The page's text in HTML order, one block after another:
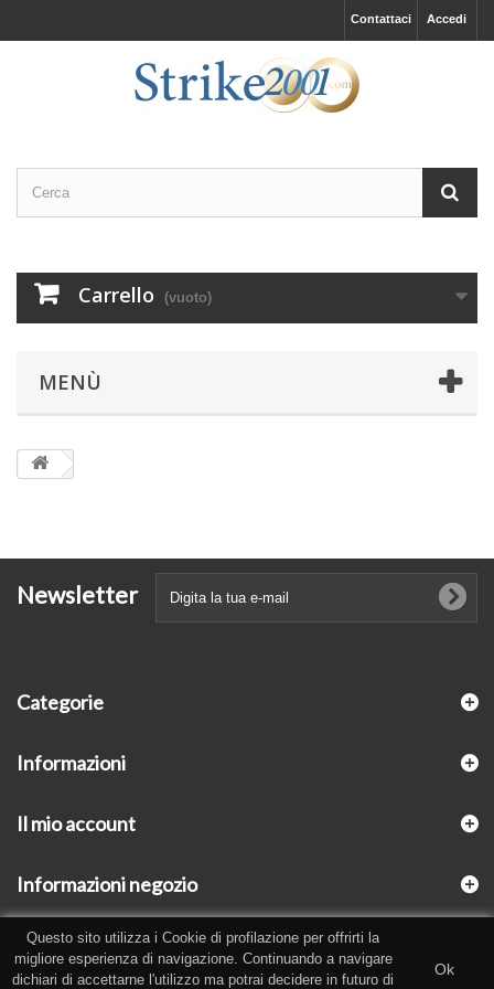
Accedi
Contattaci
Carrello (vuoto)
MENÙ
Newsletter
Categorie
Informazioni
Il mio account
Informazioni negozio
Questo sito utilizza i Cookie di profilazione per offrirti la
migliore esperienza di navigazione. Continuando a navigare
dichiari di accettarne l'utilizzo ma potrai decidere in futuro di
Ok